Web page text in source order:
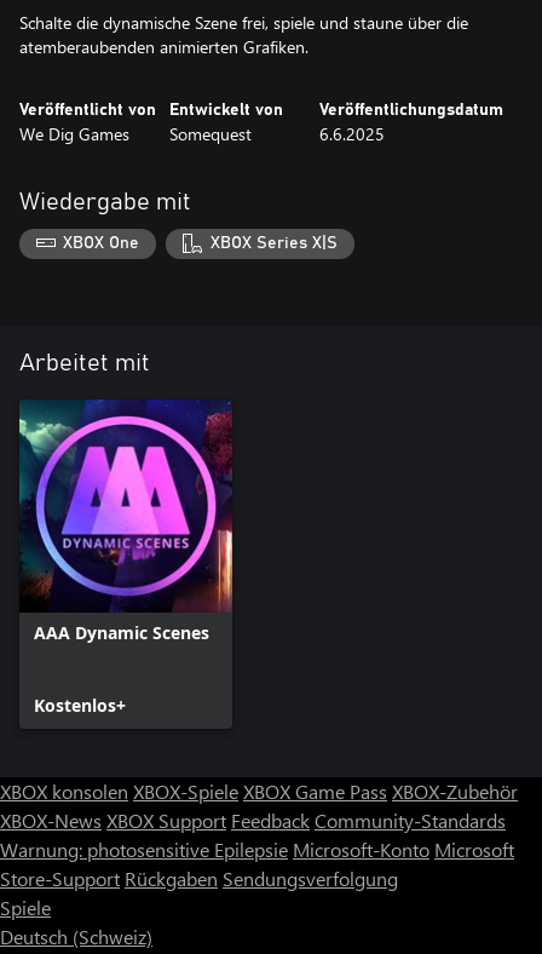
Schalte die dynamische Szene frei, spiele und staune über die
atemberaubenden animierten Grafiken.
Veröffentlicht von
We Dig Games
Entwickelt von
Somequest
Veröffentlichungsdatum
6.6.2025
Wiedergabe mit
XBOX One XBOX Series X|S
Arbeitet mit
AAA Dynamic Scenes
Kostenlos+
XBOX konsolen XBOX-SpieleXBOX Game Pass XBOX-Zubehör
XBOX-News XBOX Support FeedbackCommunity-Standards
Warnung: photosensitive Epilepsie Microsoft-Konto Microsoft
Store-Support Rückgaben Sendungsverfolgung
Spiele
Deutsch (Schweiz)